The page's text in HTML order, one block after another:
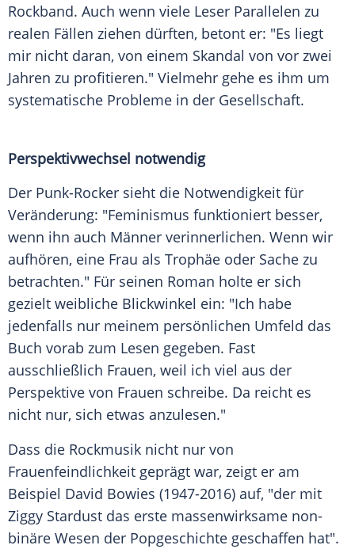
Rockband. Auch wenn viele Leser Parallelen zu
realen Fällen ziehen dürften, betont er: "Es liegt
mir nicht daran, von einem Skandal von vor zwei
Jahren zu profitieren." Vielmehr gehe es ihm um
systematische Probleme in der Gesellschaft.
Perspektivwechsel notwendig
Der Punk-Rocker sieht die Notwendigkeit für
Veränderung: "Feminismus funktioniert besser,
wenn ihn auch Männer verinnerlichen. Wenn wir
aufhören, eine Frau als Trophäe oder Sache zu
betrachten." Für seinen Roman holte er sich
gezielt weibliche Blickwinkel ein: "Ich habe
jedenfalls nur meinem persönlichen Umfeld das
Buch vorab zum Lesen gegeben. Fast
ausschließlich Frauen, weil ich viel aus der
Perspektive von Frauen schreibe. Da reicht es
nicht nur, sich etwas anzulesen."
Dass die Rockmusik nicht nur von
Frauenfeindlichkeit geprägt war, zeigt er am
Beispiel David Bowies (1947-2016) auf, "der mit
Ziggy Stardust das erste massenwirksame non-
binäre Wesen der Popgeschichte geschaffen hat".